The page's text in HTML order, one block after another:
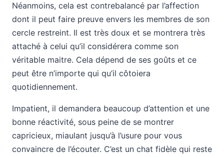
Néanmoins, cela est contrebalancé par l’affection
dont il peut faire preuve envers les membres de son
cercle restreint. Il est très doux et se montrera très
attaché à celui qu’il considérera comme son
véritable maitre. Cela dépend de ses goûts et ce
peut être n’importe qui qu’il côtoiera
quotidiennement.
Impatient, il demandera beaucoup d’attention et une
bonne réactivité, sous peine de se montrer
capricieux, miaulant jusqu’à l’usure pour vous
convaincre de l’écouter. C’est un chat fidèle qui reste